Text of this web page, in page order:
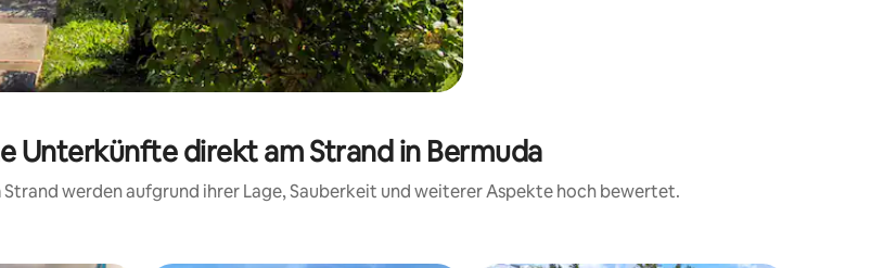
Unterkünfte direkt am Strand in Bermuda
werden aufgrund ihrer Lage, Sauberkeit und weiterer Aspekte hoch bewertet.